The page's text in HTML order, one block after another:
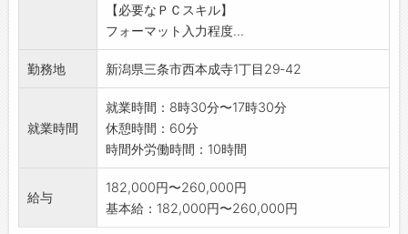
※変更範囲:会社の定める業務
【必要なＰＣスキル】
フォーマット入力程度...
勤務地 新潟県三条市西本成寺1丁目29‐42
就業時間
就業時間：8時30分〜17時30分
休憩時間：60分
時間外労働時間：10時間
給与
182,000円〜260,000円
基本給：182,000円〜260,000円